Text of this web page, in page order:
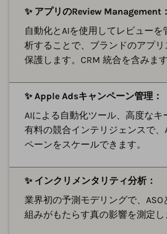
✨ アプリのReview Management：
自動化とAIを使用してレビューを
析することで、ブランドのアプ
保護します。CRM 統合を含みます
✨ Apple Adsキャンペーン管理：
AIによる自動化ツール、高度なキ
有料の競合インテリジェンスで、
ペーンをスケールできます。
✨ インクリメンタリティ分析：
業界初の予測モデリングで、ASO
組みがもたらす真の影響を測定し